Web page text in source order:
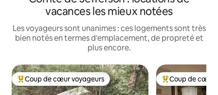
vacances les mieux notées
Les voyageurs sont unanimes : ces logements sont très
bien notés en termes d'emplacement, de propreté et
plus encore.
Coups de cœur voyageurs les plus appréciés
Coup de cœur voyageurs Coups de cœur
Coup de cœur